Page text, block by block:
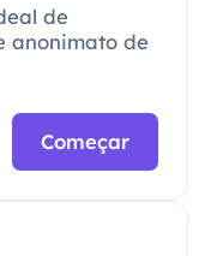
de
anonimato de
Começar